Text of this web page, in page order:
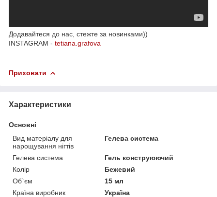
Додавайтеся до нас, стежте за новинками))
INSTAGRAM - tetiana.grafova
Приховати
Характеристики
Основні
Вид матеріалу для
нарощування нігтів
Гелева система
Гелева система
Гель конструюючий
Колір
Бежевий
Об`єм
15 мл
Країна виробник
Україна